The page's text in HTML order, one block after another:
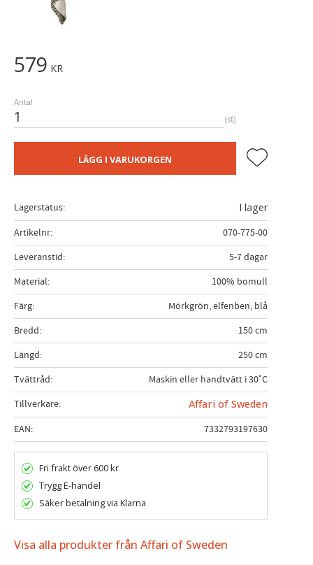
579 KR
Antal
st
LÄGG I VARUKORGEN Lägg till i
Lagerstatus
I lager
Artikelnr
070-775-00
Leveranstid
5-7 dagar
Material
100% bomull
Färg
Mörkgrön, elfenben, blå
Bredd
150 cm
Längd
250 cm
Tvättråd
Maskin eller handtvätt i 30˚C
Tillverkare
Affari of Sweden
EAN
7332793197630
Fri frakt över 600 kr
Trygg E-handel
Säker betalning via Klarna
Visa alla produkter från Affari of Sweden